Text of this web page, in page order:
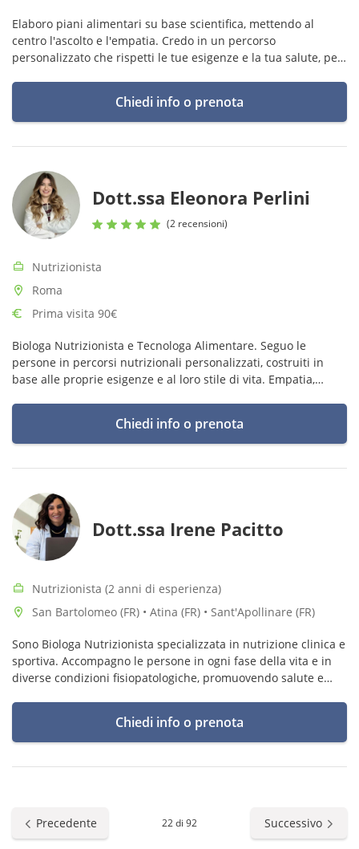
Elaboro piani alimentari su base scientifica, mettendo al
centro l'ascolto e l'empatia. Credo in un percorso
personalizzato che rispetti le tue esigenze e la tua salute, per
Chiedi info o prenota
Dott.ssa Eleonora Perlini
(2 recensioni)
Nutrizionista
Roma
Prima visita 90€
Biologa Nutrizionista e Tecnologa Alimentare. Seguo le
persone in percorsi nutrizionali personalizzati, costruiti in
base alle proprie esigenze e al loro stile di vita. Empatia,
Chiedi info o prenota
Dott.ssa Irene Pacitto
Nutrizionista (2 anni di esperienza)
San Bartolomeo (FR) • Atina (FR) • Sant'Apollinare (FR)
Sono Biologa Nutrizionista specializzata in nutrizione clinica e
sportiva. Accompagno le persone in ogni fase della vita e in
diverse condizioni fisiopatologiche, promuovendo salute e
Chiedi info o prenota
Precedente 22 di 92 Successivo